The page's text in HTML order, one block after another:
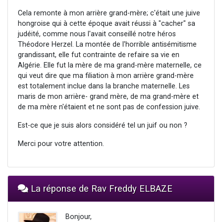
Cela remonte à mon arrière grand-mère; c'était une juive
hongroise qui à cette époque avait réussi à "cacher" sa
judéité, comme nous l'avait conseillé notre héros
Théodore Herzel. La montée de l'horrible antisémitisme
grandissant, elle fut contrainte de refaire sa vie en
Algérie. Elle fut la mère de ma grand-mère maternelle, ce
qui veut dire que ma filiation à mon arrière grand-mère
est totalement inclue dans la branche maternelle. Les
maris de mon arrière- grand mère, de ma grand-mère et
de ma mère n'étaient et ne sont pas de confession juive.
Est-ce que je suis alors considéré tel un juif ou non ?
Merci pour votre attention.
La réponse de Rav Freddy ELBAZE
Bonjour,